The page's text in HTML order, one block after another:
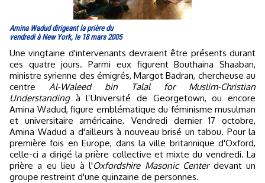
Amina Wadud dirigeant la prière du
vendredi à New York, le 18 mars 2005
Une vingtaine d'intervenants devraient être présents durant
ces quatre jours. Parmi eux figurent Bouthaina Shaaban,
ministre syrienne des émigrés, Margot Badran, chercheuse au
centre Al-Waleed bin Talal for Muslim-Christian
Understandingà l’Université de Georgetown, ou encore
Amina Wadud, figure emblématique du féminisme musulman
et universitaire américaine. Vendredi dernier 17 octobre,
Amina Wadud a d'ailleurs à nouveau brisé un tabou. Pour la
première fois en Europe, dans la ville britannique d'Oxford,
celle-ci a dirigé la prière collective et mixte du vendredi. La
prière a eu lieu à l'Oxfordshire Masonic Centerdevant un
groupe restreint d'une quinzaine de personnes.